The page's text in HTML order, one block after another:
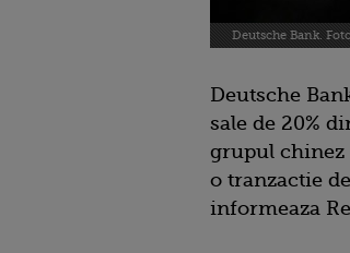
Deutsche Bank.
Deutsche
sale de 20%
grupul chinez
o tranzactie
informeaza